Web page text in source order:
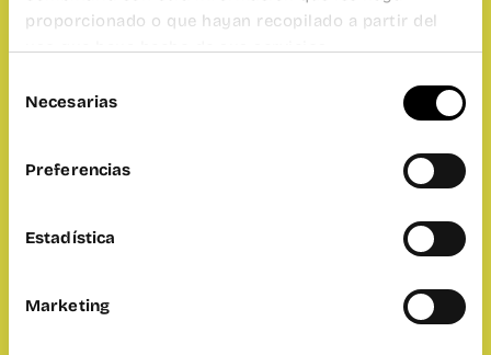
proporcionado o que hayan recopilado a partir del
uso que haya hecho de sus servicios.
deNecesarias
Preferencias
Estadística
Marketing
wayCO
Exchange
Este evento ya
celebrado.